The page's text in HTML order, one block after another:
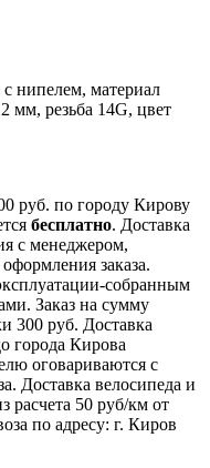
нипелем, материал
мм, резьба 14G, цвет
руб. по городу Кирову
бесплатно. Доставка
с менеджером,
заказа.
собранным
Заказ на сумму
300 руб. Доставка
города Кирова
оговариваются с
Доставка велосипеда и
расчета 50 руб/км от
по адресу: г. Киров